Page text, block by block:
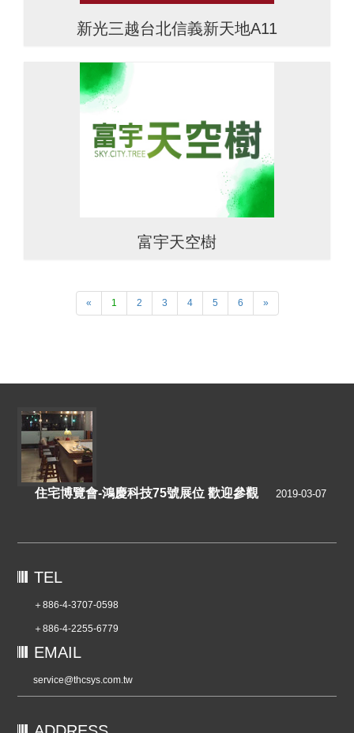
新光三越台北信義新天地A11
富宇天空樹
«Previous
1 2 3 4 5 6 »Next
Footer
住宅博覽會-鴻慶科技75號展位 歡迎參觀 2019-03-07
TEL
＋886-4-3707-0598
＋886-4-2255-6779
EMAIL
service@thcsys.com.tw